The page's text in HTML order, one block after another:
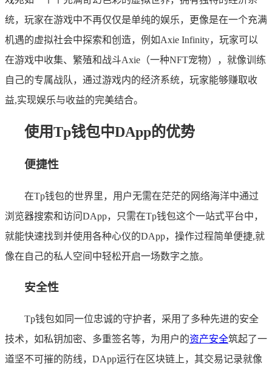
统，玩家在游戏中不再仅仅是单纯的娱乐，更像是在一个充满
机遇的虚拟社会中探索和创造，例如Axie Infinity，玩家可以
在游戏中收集、繁殖和战斗Axie（一种NFT宠物），就像训练
自己的专属战队，通过游戏内的经济系统，玩家能够赚取收
益,实现娱乐与收益的完美结合。
使用Tp钱包中DApp的优势
便捷性
在Tp钱包的世界里，用户无需在茫茫的网络海洋中通过
浏览器搜索和访问DApp，只需在Tp钱包这个一站式平台中，
就能快速找到并使用各种心仪的DApp，操作过程简单便捷,就
像在自己的私人空间中轻松开启一场数字之旅。
安全性
Tp钱包如同一位忠诚的守护者，采用了多种先进的安全
技术，如私钥加密、多重签名等，为用户的资产安全筑起了一
道坚不可摧的防线，DApp运行在区块链上，其交易记录就像